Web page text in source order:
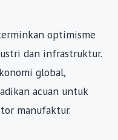
optimisme
dan infrastruktur.
global,
acuan untuk
manufaktur.